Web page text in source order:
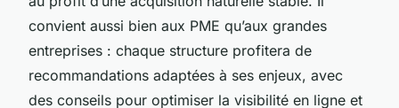
convient aussi bien aux PME qu’aux grandes
entreprises : chaque structure profitera de
recommandations adaptées à ses enjeux, avec
des conseils pour optimiser la visibilité en ligne et